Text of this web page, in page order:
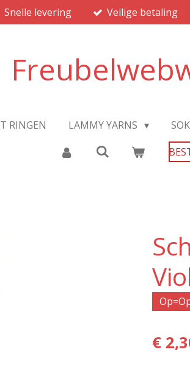
Snelle levering Veilige betaling
RINGEN LAMMY YARNS
€